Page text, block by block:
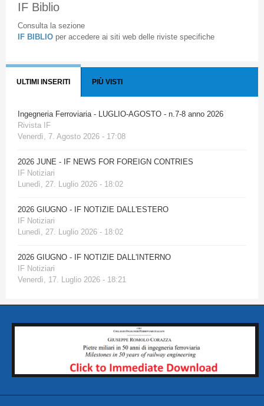
IF Biblio
Consulta la sezione
IF BIBLIO per accedere ai siti web delle riviste specifiche
ULTIMI INSERITI PIÙ VISTI
Ingegneria Ferroviaria - LUGLIO-AGOSTO - n.7-8 anno 2026
Rivista IF
Venerdì, 7. Agosto 2026 - 17:08
2026 JUNE - IF NEWS FOR FOREIGN CONTRIES
IF Notiziari
Lunedì, 27. Luglio 2026 - 18:02
2026 GIUGNO - IF NOTIZIE DALL'ESTERO
IF Notiziari
Lunedì, 27. Luglio 2026 - 18:02
2026 GIUGNO - IF NOTIZIE DALL'INTERNO
IF Notiziari
Venerdì, 17. Luglio 2026 - 18:21